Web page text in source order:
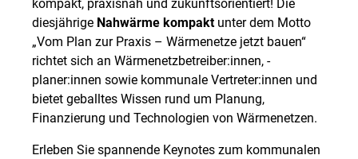
kompakt, praxisnah und zukunftsorientiert! Die
diesjährige Nahwärme kompaktunter dem Motto
„Vom Plan zur Praxis – Wärmenetze jetzt bauen“
richtet sich an Wärmenetzbetreiber:innen, -
planer:innen sowie kommunale Vertreter:innen und
bietet geballtes Wissen rund um Planung,
Finanzierung und Technologien von Wärmenetzen.
Erleben Sie spannende Keynotes zum kommunalen